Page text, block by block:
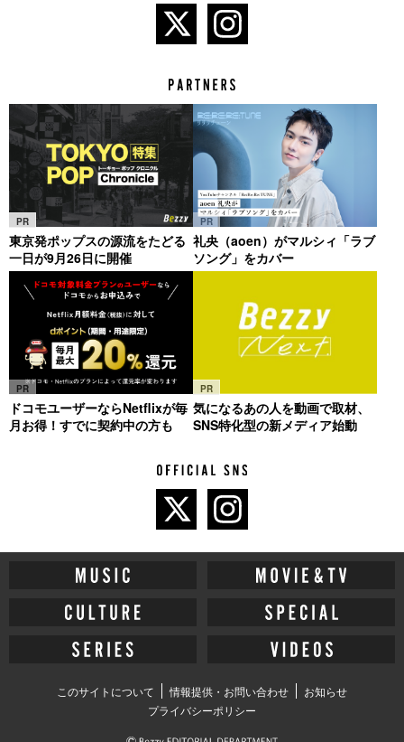
PR
東京発ポップスの源流をたどる
一日が9月26日に開催
PR
礼央（aoen）がマルシィ「ラブ
ソング」をカバー
PR
ドコモユーザーならNetflixが毎
月お得！すでに契約中の方も
PR
気になるあの人を動画で取材、
SNS特化型の新メディア始動
このサイトについて 情報提供・お問い合わせ
お知らせ
プライバシーポリシー